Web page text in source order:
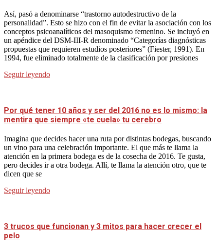
Así, pasó a denominarse “trastorno autodestructivo de la
personalidad”. Esto se hizo con el fin de evitar la asociación con los
conceptos psicoanalíticos del masoquismo femenino. Se incluyó en
un apéndice del DSM-III-R denominado “Categorías diagnósticas
propuestas que requieren estudios posteriores” (Fiester, 1991). En
1994, fue eliminado totalmente de la clasificación por presiones
Seguir leyendo
Por qué tener 10 años y ser del 2016 no es lo mismo: la
mentira que siempre «te cuela» tu cerebro
Imagina que decides hacer una ruta por distintas bodegas, buscando
un vino para una celebración importante. El que más te llama la
atención en la primera bodega es de la cosecha de 2016. Te gusta,
pero decides ir a otra bodega. Allí, te llama la atención otro, que te
dicen que se
Seguir leyendo
3 trucos que funcionan y 3 mitos para hacer crecer el
pelo